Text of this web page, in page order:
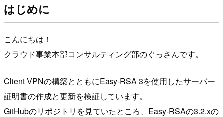
はじめに
こんにちは！
クラウド事業本部コンサルティング部のぐっさんです。
Client VPNの構築とともにEasy-RSA 3を使用したサーバー
証明書の作成と更新を検証しています。
GitHubのリポジトリを見ていたところ、Easy-RSAの3.2.xの